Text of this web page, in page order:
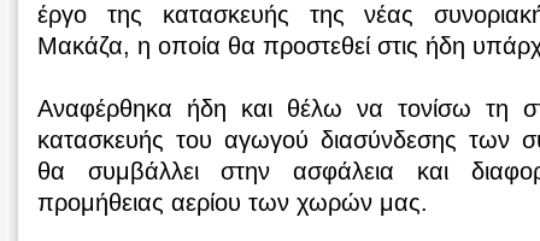
έργο της κατασκευής της νέας
Μακάζα, η οποία θα προστεθεί στις ήδη
Αναφέρθηκα ήδη και θέλω να τονίσω τη
κατασκευής του αγωγού διασύνδεσης των
θα συμβάλλει στην ασφάλεια και
προμήθειας αερίου των χωρών μας.